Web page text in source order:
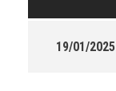
19/01/2025